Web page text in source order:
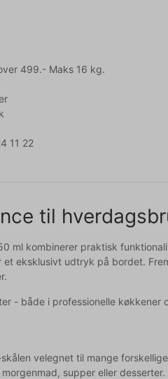
499.- Maks 16 kg.
11 22
til
ml kombinerer praktisk
eksklusivt udtryk på bordet.
- både i professionelle køkkener
velegnet til mange
supper eller